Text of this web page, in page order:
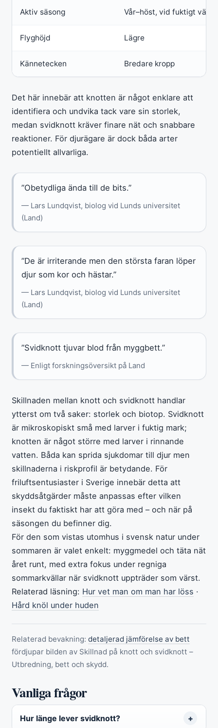
Aktiv säsong Vår–höst, vid fuktigt väder
Flyghöjd Lägre
Kännetecken Bredare kropp
Det här innebär att knotten är något enklare att
identifiera och undvika tack vare sin storlek,
medan svidknott kräver finare nät och snabbare
reaktioner. För djurägare är dock båda arter
potentiellt allvarliga.
”Obetydliga ända till de bits.”
— Lars Lundqvist, biolog vid Lunds universitet
(Land)
”De är irriterande men den största faran löper
djur som kor och hästar.”
— Lars Lundqvist, biolog vid Lunds universitet
(Land)
”Svidknott tjuvar blod från myggbett.”
— Enligt forskningsöversikt på Land
Skillnaden mellan knott och svidknott handlar
ytterst om två saker: storlek och biotop. Svidknott
är mikroskopiskt små med larver i fuktig mark;
knotten är något större med larver i rinnande
vatten. Båda kan sprida sjukdomar till djur men
skillnaderna i riskprofil är betydande. För
friluftsentusiaster i Sverige innebär detta att
skyddsåtgärder måste anpassas efter vilken
insekt du faktiskt har att göra med – och när på
säsongen du befinner dig.
För den som vistas utomhus i svensk natur under
sommaren är valet enkelt: myggmedel och täta nät
året runt, med extra fokus under regniga
sommarkvällar när svidknott uppträder som värst.
Relaterad läsning: Hur vet man om man har löss ·
Hård knöl under huden
Relaterad bevakning: detaljerad jämförelse av bett
fördjupar bilden av Skillnad på knott och svidknott –
Utbredning, bett och skydd.
Vanliga frågor
Hur länge lever svidknott?